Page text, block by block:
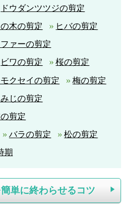
ドウダンツツジの剪定
木の剪定
ヒバの剪定
ァーの剪定
ビワの剪定
桜の剪定
クセイの剪定
梅の剪定
じの剪定
剪定
バラの剪定
松の剪定
期
単に終わらせるコツ